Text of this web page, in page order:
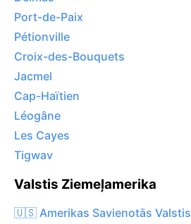
Port-de-Paix
Pétionville
Croix-des-Bouquets
Jacmel
Cap-Haïtien
Léogâne
Les Cayes
Tigwav
Valstis Ziemeļamerika
🇺🇸 Amerikas Savienotās Valstis